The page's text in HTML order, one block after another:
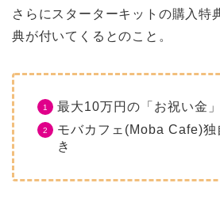
さらにスターターキットの購入特
典が付いてくるとのこと。
最大10万円の「お祝い金
モバカフェ(Moba Cafe)独
き